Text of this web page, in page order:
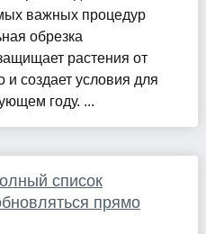
важных процедур
обрезка
растения от
и создает условия для
году. ...
список
прямо